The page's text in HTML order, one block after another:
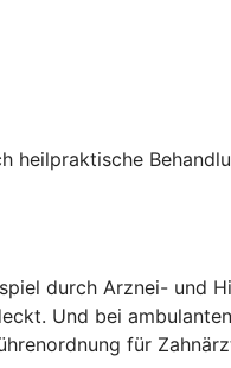
durch Arznei- und
Und bei
für